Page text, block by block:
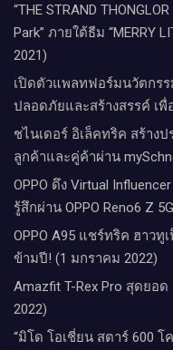
“THE STRAND
Park” ภายใต้ธีม “MERRY
2021)
เปิดตัวแพลทฟอร์มนวัตกรร
ปลอดภัยและสร้างสรรค์ เพื่
ชไนเดอร์ อิเล็คทริค สร้าง
ลูกค้าและคู่ค้าผ่าน
OPPO ดึง Virtual
รู้สึกผ่าน OPPO Reno6 Z
OPPO A95 แชร์ทริค ฮาว
ข้ามปี! (1 มกราคม 2022)
Amazfit T-Rex Pro สุดยอ
2022)
“มิโด โอเชี่ยน สตาร์ 600